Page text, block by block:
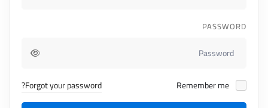
PASSWORD
Forgot your password?